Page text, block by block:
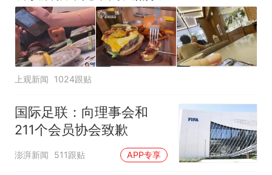
上观新闻 1024跟贴
国际足联：向理事会和
211个会员协会致歉
澎湃新闻 511跟贴 APP专享